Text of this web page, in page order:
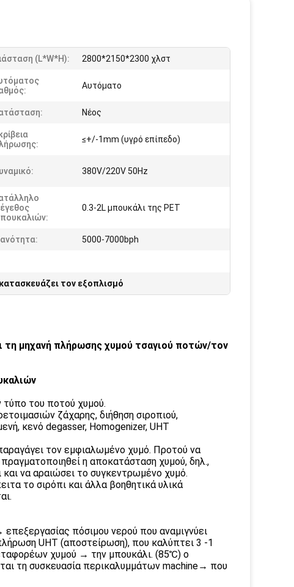
(l*w*h): 2800*2150*2300 χλστ
Αυτόματο
Νέος
≤+/-1mm (υγρό επίπεδο)
380V/220V 50Hz
0.3-2L μπουκάλι της PET
5000-7000bph
τον εξοπλισμό
μηχανή πλήρωσης χυμού τσαγιού ποτών/τον
τύπο του ποτού χυμού.
ζάχαρης, διήθηση σιροπιού,
κενό degasser, Homogenizer, UHT
τον εμφιαλωμένο χυμό. Προτού να
η αποκατάσταση χυμού, δηλ.,
να αραιώσει το συγκεντρωμένο χυμό.
το σιρόπι και άλλα βοηθητικά υλικά
πόσιμου νερού που αναμιγνύει
UHT (αποστείρωση), που καλύπτει 3 -1
χυμού → την μπουκάλι. (85℃) ο
τη συσκευασία περικαλυμμάτων machine→ που